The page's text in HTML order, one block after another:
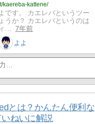
kaereba-kattene/
です。 カエレバというツー
うか？ カエレバというのは
…
7年前
よよ
とは？かんたん便利な
ねいに解説